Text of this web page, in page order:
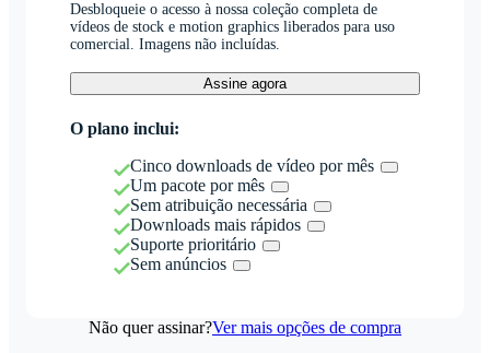
Desbloqueie o acesso à nossa coleção completa de
vídeos de stock e motion graphics liberados para uso
comercial. Imagens não incluídas.
Assine agora
O plano inclui:
Cinco downloads de vídeo por mês
Um pacote por mês
Sem atribuição necessária
Downloads mais rápidos
Suporte prioritário
Sem anúncios
Não quer assinar?Ver mais opções de compra